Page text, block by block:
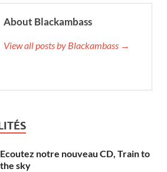
About Blackambass
View all posts by Blackambass →
Ecoutez notre nouveau CD, Train to
the sky